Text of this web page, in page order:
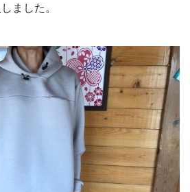
ました。